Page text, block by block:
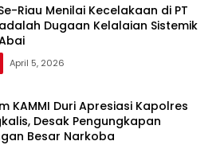
Riau Menilai Kecelakaan di PT
adalah Dugaan Kelalaian Sistemik
April 5, 2026
KAMMI Duri Apresiasi Kapolres
Desak Pengungkapan
Besar Narkoba